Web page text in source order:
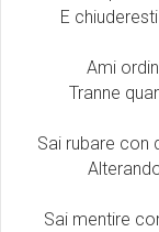
E
Ami
Tranne
Sai rubare con
Sai mentire